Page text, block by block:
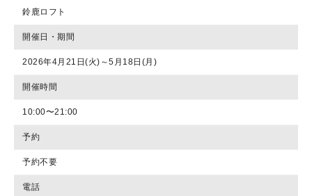
鈴鹿ロフト
開催日・期間
2026年4月21日(火)～5月18日(月)
開催時間
10:00〜21:00
予約
予約不要
電話